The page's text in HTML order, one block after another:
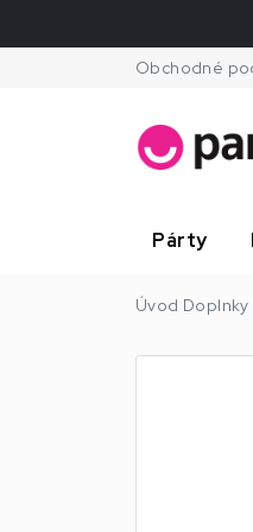
Obchodné
Párty
Úvod Doplnky